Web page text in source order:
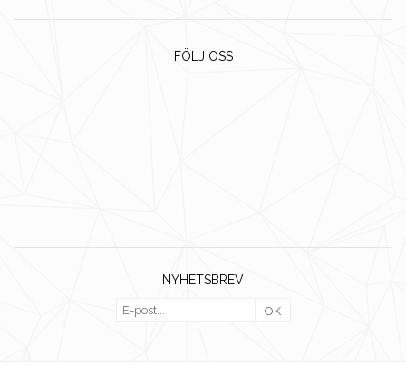
FÖLJ OSS
NYHETSBREV
OK